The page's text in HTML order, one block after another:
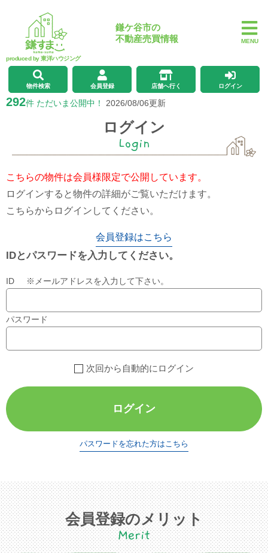
produced by 東洋ハウジング
鎌ケ谷市の
不動産売買情報
MENU
物件検索 会員登録 店舗へ行く ログイン
292件 ただいま公開中！ 2026/08/06更新
ログイン
Login
こちらの物件は会員様限定で公開しています。
ログインすると物件の詳細がご覧いただけます。
こちらからログインしてください。
会員登録はこちら
IDとパスワードを入力してください。
ID ※メールアドレスを入力して下さい。
パスワード
次回から自動的にログイン
ログイン
パスワードを忘れた方はこちら
会員登録のメリット
Merit